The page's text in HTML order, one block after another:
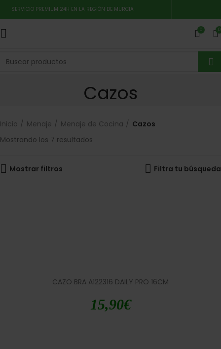
SERVICIO PREMIUM 24H EN LA REGIÓN DE MURCIA
0 0
Cazos
Inicio Menaje Menaje de Cocina
Cazos
Mostrando los 7 resultados
Mostrar filtros Filtra tu búsqueda
CAZO BRA A122316 DAILY PRO 16CM
15,90€